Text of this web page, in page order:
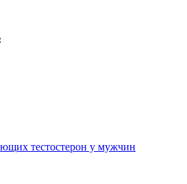
тестостерон у мужчин